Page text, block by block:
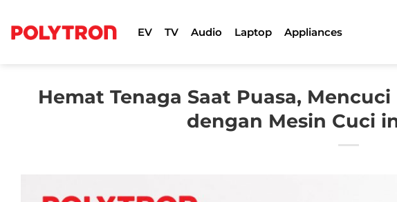
content
EV TV Audio Laptop Appliances
Hemat Tenaga Saat Puasa,
dengan Mesin Cuci